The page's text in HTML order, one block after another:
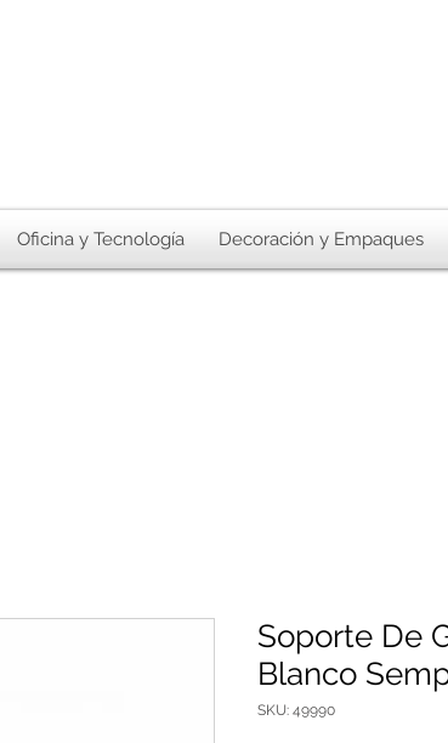
Oficina y Tecnología Decoración y Empaques
Soporte De
Blanco
SKU: 49990